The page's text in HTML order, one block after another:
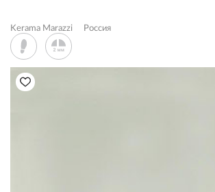
Kerama Marazzi Россия